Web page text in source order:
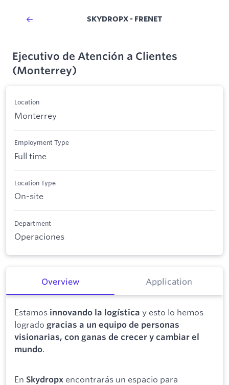
SKYDROPX - FRENET
Ejecutivo de Atención a Clientes
(Monterrey)
Location
Monterrey
Employment Type
Full time
Location Type
On-site
Department
Operaciones
Overview Application
Estamos innovando la logística y esto lo hemos
logrado gracias a un equipo de personas
visionarias, con ganas de crecer y cambiar el
mundo.
En Skydropx encontrarás un espacio para